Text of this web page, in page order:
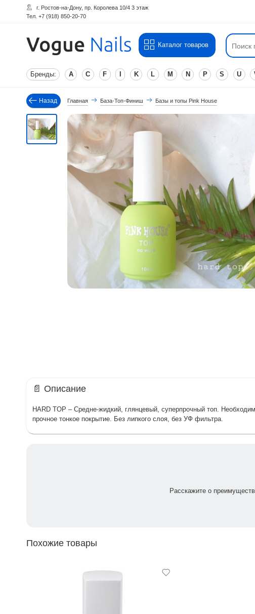
г. Ростов-на-Дону, пр. Королева 10/4 3 этаж
Тел. +7 (918) 850-20-70
Каталог товаров
Бренды: A C F K L M N P S U
Назад Главная База-Топ-Финиш Базы и топы Pink House
📄 Описание
HARD TOP – Средне-жидкий, глянцевый, суперпрочный топ.
прочное тонкое покрытие. Без липкого слоя, без УФ фильтра.
Расскажите о
Похожие товары